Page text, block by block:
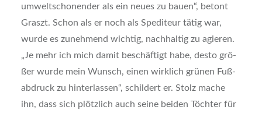
umwelt­scho­nen­der als ein neu­es zu bau­en“, betont
Graszt. Schon als er noch als Spe­di­teur tätig war,
wur­de es zuneh­mend wich­tig, nach­hal­tig zu agie­ren.
„Je mehr ich mich damit beschäf­tigt habe, des­to grö­
ßer wur­de mein Wunsch, einen wirk­lich grü­nen Fuß­
ab­druck zu hin­ter­las­sen“, schil­dert er. Stolz mache
ihn, dass sich plötz­lich auch sei­ne bei­den Töch­ter für